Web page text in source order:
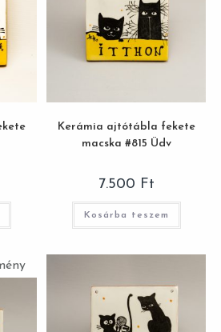
Kerámia ajtótábla fekete
macska #815 Üdv
7.500 Ft
Kosárba teszem